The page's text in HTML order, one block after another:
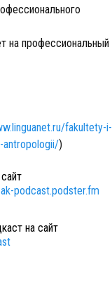
на профессиональный
fakultety-i-
antropologii/)
podcast.podster.fm
на сайт